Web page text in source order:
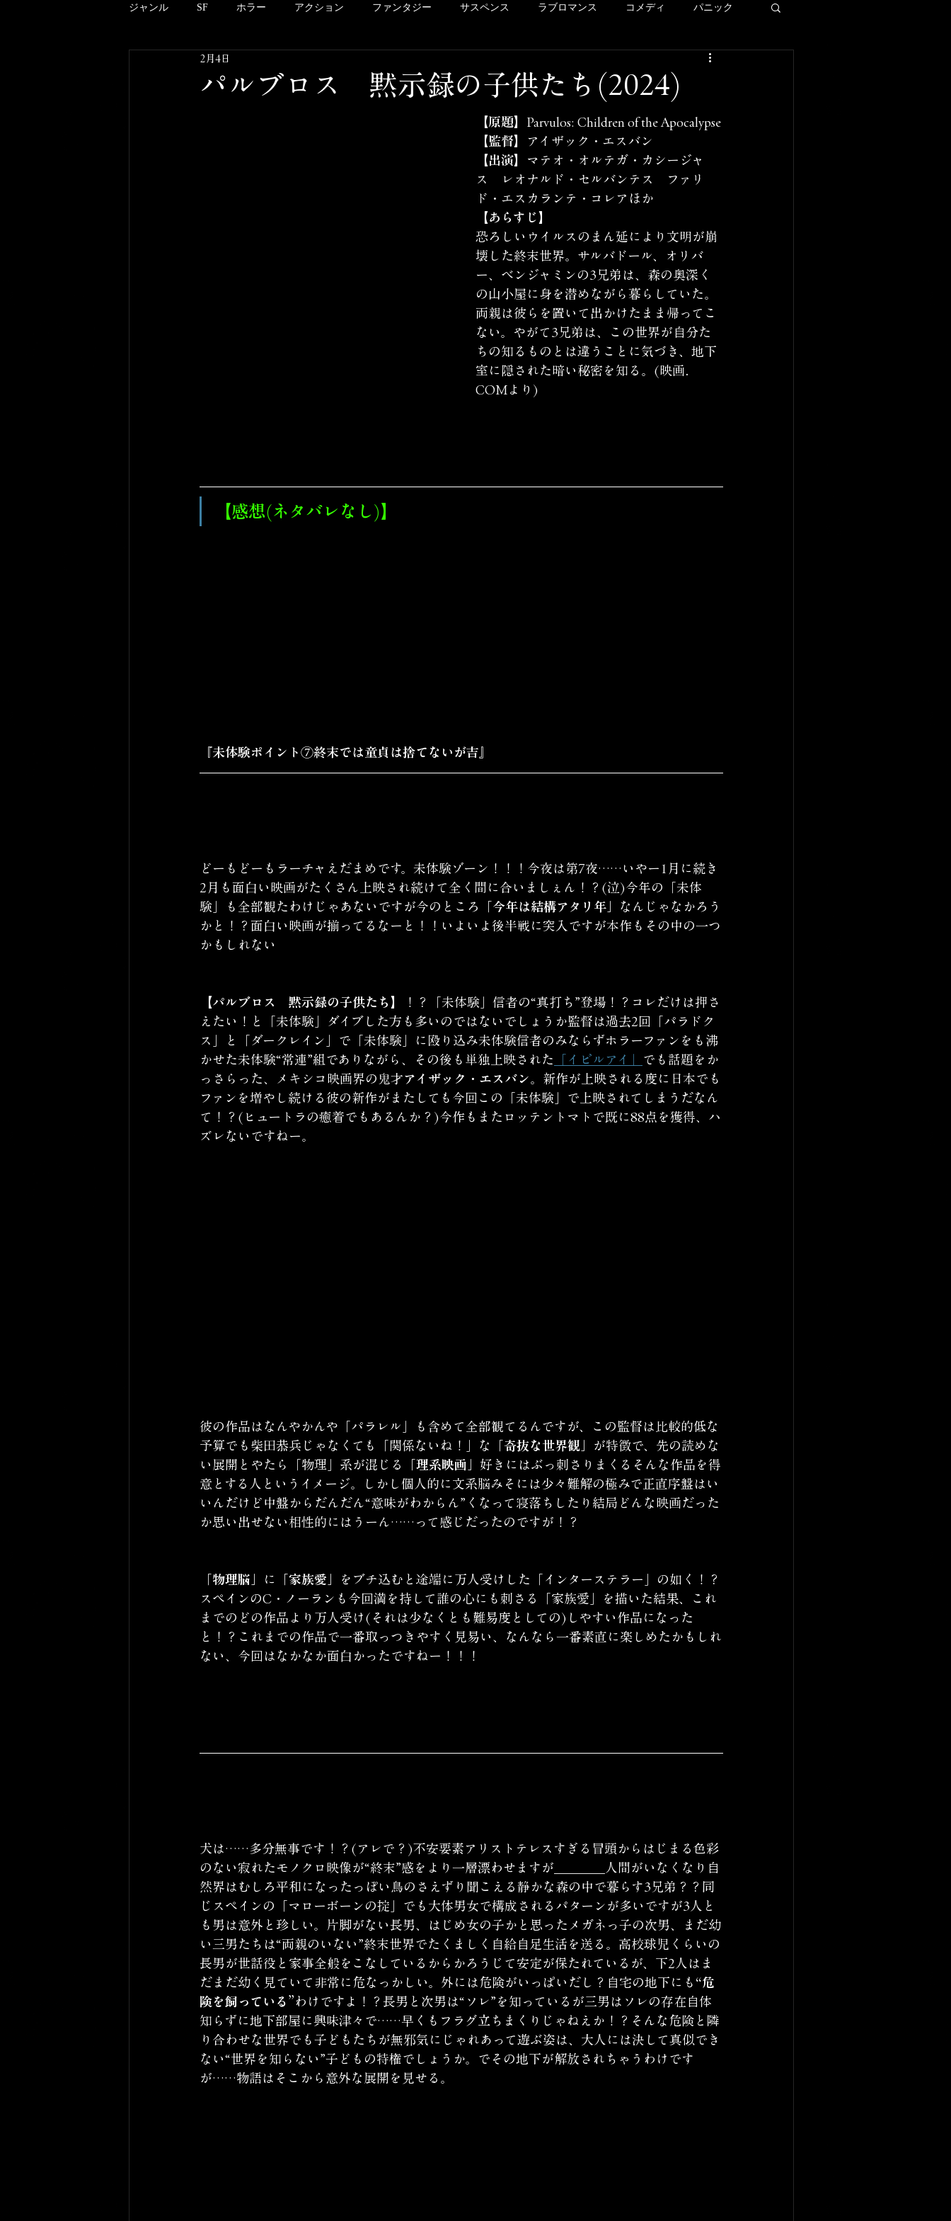
ジャンル SF ホラー アクション ファンタジー サスペンス ラブロマンス コメディ パニック
アニメーション
レンタル サクッとレビュー
未体験ゾーンの映画たち カリコレ LAロケ地巡り
パルブロス 黙示録の子供たち(2024)
2月4日
【原題】 Parvulos: Children of the Apocalypse
【監督】
アイザック・エスバン
【出演】
マテオ・オルテガ・カシージャ
ス　レオナルド・セルバンテス　ファリ
ド・エスカランテ・コレアほか
【あらすじ】
恐ろしいウイルスのまん延により文明が崩
壊した終末世界。サルバドール、オリバ
ー、ベンジャミンの3兄弟は、森の奥深く
の山小屋に身を潜めながら暮らしていた。
両親は彼らを置いて出かけたまま帰ってこ
ない。やがて3兄弟は、この世界が自分た
ちの知るものとは違うことに気づき、地下
室に隠された暗い秘密を知る。(映画．
COMより)
【感想(ネタバレなし)】
『未体験ポイント⑦終末では童貞は捨てないが吉』
どーもどーもラーチャえだまめです。未体験ゾーン！！！今夜は第7夜……いやー1月に続き
2月も面白い映画がたくさん上映され続けて全く間に合いましぇん！？(泣)今年の「未体
験」も全部観たわけじゃあないですが今のところ
「今年は結構アタリ年」
なんじゃなかろう
かと！？面白い映画が揃ってるなーと！！いよいよ後半戦に突入ですが本作もその中の一つ
かもしれない
【パルブロス　黙示録の子供たち】
！？「未体験」信者の“真打ち”登場！？コレだけは押さ
えたい！と「未体験」ダイブした方も多いのではないでしょうか監督は過去2回「パラドク
ス」と「ダークレイン」で「未体験」に殴り込み未体験信者のみならずホラーファンをも沸
かせた未体験“常連”組でありながら、その後も単独上映された
「イビルアイ」
でも話題をか
っさらった、メキシコ映画界の鬼才アイザック・エスバン 。新作が上映される度に日本でも
ファンを増やし続ける彼の新作がまたしても今回この「未体験」で上映されてしまうだなん
て！？(ヒュートラの癒着でもあるんか？)今作もまたロッテントマトで既に88点を獲得、ハ
ズレないですねー。
彼の作品はなんやかんや「パラレル」も含めて全部観てるんですが、この監督は比較的低な
予算でも柴田恭兵じゃなくても「関係ないね！」な
「奇抜な世界観」
が特徴で、先の読めな
い展開とやたら「物理」系が混じる
「理系映画」 好きにはぶっ刺さりまくるそんな作品を得
意とする人というイメージ。しかし個人的に文系脳みそには少々難解の極みで正直序盤はい
いんだけど中盤からだんだん“意味がわからん”くなって寝落ちしたり結局どんな映画だった
か思い出せない相性的にはうーん……って感じだったのですが！？
「物理脳」 に 「家族愛」
をブチ込むと途端に万人受けした「インターステラー」の如く！？
スペインのC・ノーランも今回満を持して誰の心にも刺さる「家族愛」を描いた結果、これ
までのどの作品より万人受け(それは少なくとも難易度としての)しやすい作品になった
と！？これまでの作品で一番取っつきやすく見易い、なんなら一番素直に楽しめたかもしれ
ない、今回はなかなか面白かったですねー！！！
犬は……多分無事です！？(アレで？)不安要素アリストテレスすぎる冒頭からはじまる色彩
のない寂れたモノクロ映像が“終末”感をより一層漂わせますが＿＿＿＿人間がいなくなり自
然界はむしろ平和になったっぽい鳥のさえずり聞こえる静かな森の中で暮らす3兄弟？？同
じスペインの「マローボーンの掟」でも大体男女で構成されるパターンが多いですが3人と
も男は意外と珍しい。片脚がない長男、はじめ女の子かと思ったメガネっ子の次男、まだ幼
い三男たちは“両親のいない”終末世界でたくましく自給自足生活を送る。高校球児くらいの
長男が世話役と家事全般をこなしているからかろうじて安定が保たれているが、下2人はま
だまだ幼く見ていて非常に危なっかしい。外には危険がいっぱいだし？自宅の地下にも “危
険を飼っている”わけですよ！？長男と次男は“ソレ”を知っているが三男はソレの存在自体
知らずに地下部屋に興味津々で……早くもフラグ立ちまくりじゃねえか！？そんな危険と隣
り合わせな世界でも子どもたちが無邪気にじゃれあって遊ぶ姿は、大人には決して真似でき
ない“世界を知らない”子どもの特権でしょうか。でその地下が解放されちゃうわけです
が……物語はそこから意外な展開を見せる。